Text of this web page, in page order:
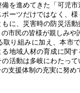
を進めてきた「可児
ーツだけではなく、
に、災害時の防災活
市民の皆様が親しみや
り組みに加え、本市
る地域人材の育成に関
活動は多岐にわたっ
支援体制の充実に努め